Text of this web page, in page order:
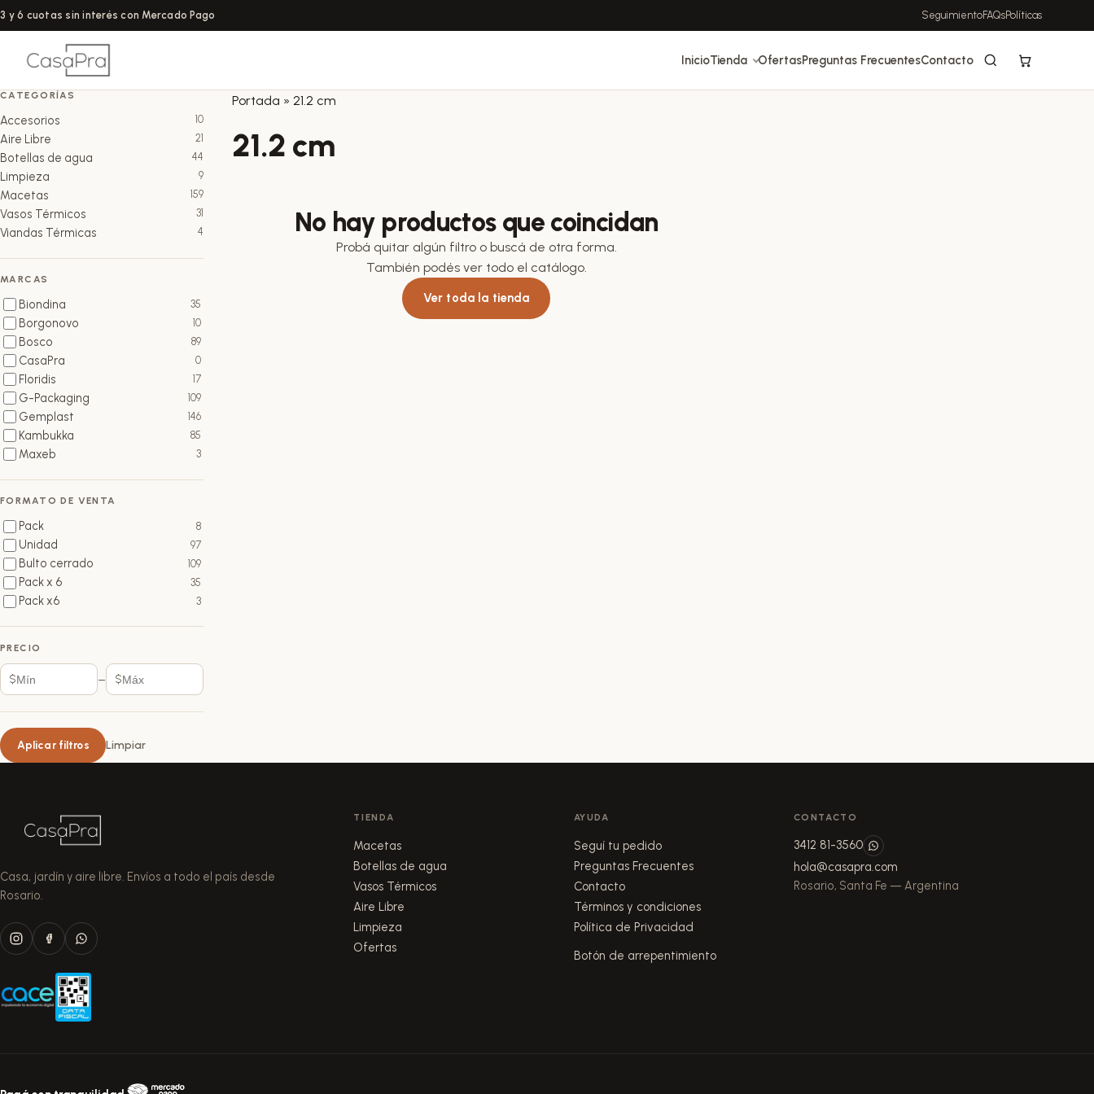
3 y 6 cuotas sin interés con Mercado Pago SeguimientoFAQsPolíticas
InicioTienda OfertasPreguntas FrecuentesContacto
CATEGORÍAS
Accesorios 10
Aire Libre 21
Botellas de agua 44
Limpieza 9
Macetas 159
Vasos Térmicos 31
Viandas Térmicas 4
MARCAS
Biondina 35
Borgonovo 10
Bosco 89
CasaPra 0
Floridis 17
G-Packaging 109
Gemplast 146
Kambukka 85
Maxeb 3
FORMATO DE VENTA
Pack 8
Unidad 97
Bulto cerrado 109
Pack x 6 35
Pack x6 3
PRECIO
$ – $
Aplicar filtros Limpiar
Portada »21.2 cm
21.2 cm
No hay productos que coincidan
Probá quitar algún filtro o buscá de otra forma.
También podés ver todo el catálogo.
Ver toda la tienda
Casa, jardín y aire libre. Envíos a todo el país desde
Rosario.
TIENDA
Macetas
Botellas de agua
Vasos Térmicos
Aire Libre
Limpieza
Ofertas
AYUDA
Seguí tu pedido
Preguntas Frecuentes
Contacto
Términos y condiciones
Política de Privacidad
Botón de arrepentimiento
CONTACTO
3412 81-3560
hola@casapra.com
Rosario, Santa Fe — Argentina